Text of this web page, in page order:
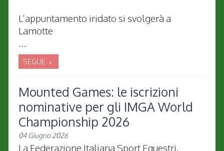
L’appuntamento iridato si svolgerà a
Lamotte
...
SEGUE
Mounted Games: le iscrizioni
nominative per gli IMGA World
Championship 2026
04 Giugno 2026
La Federazione Italiana Sport Equestri,